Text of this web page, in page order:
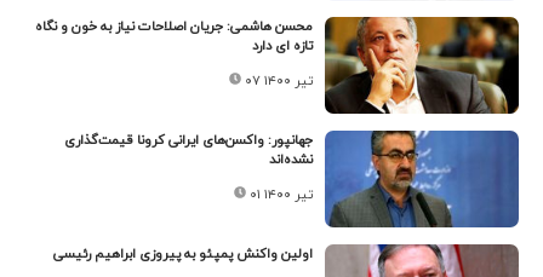
محسن هاشمی: جریان اصلاحات نیاز به خون و نگاه
تازه ای دارد
۰۷ تیر ۱۴۰۰
جهانپور: واکسن‌های ایرانی کرونا قیمت‌گذاری
نشده‌اند
۰۱ تیر ۱۴۰۰
اولین واکنش پمپئو به پیروزی ابراهیم رئیسی